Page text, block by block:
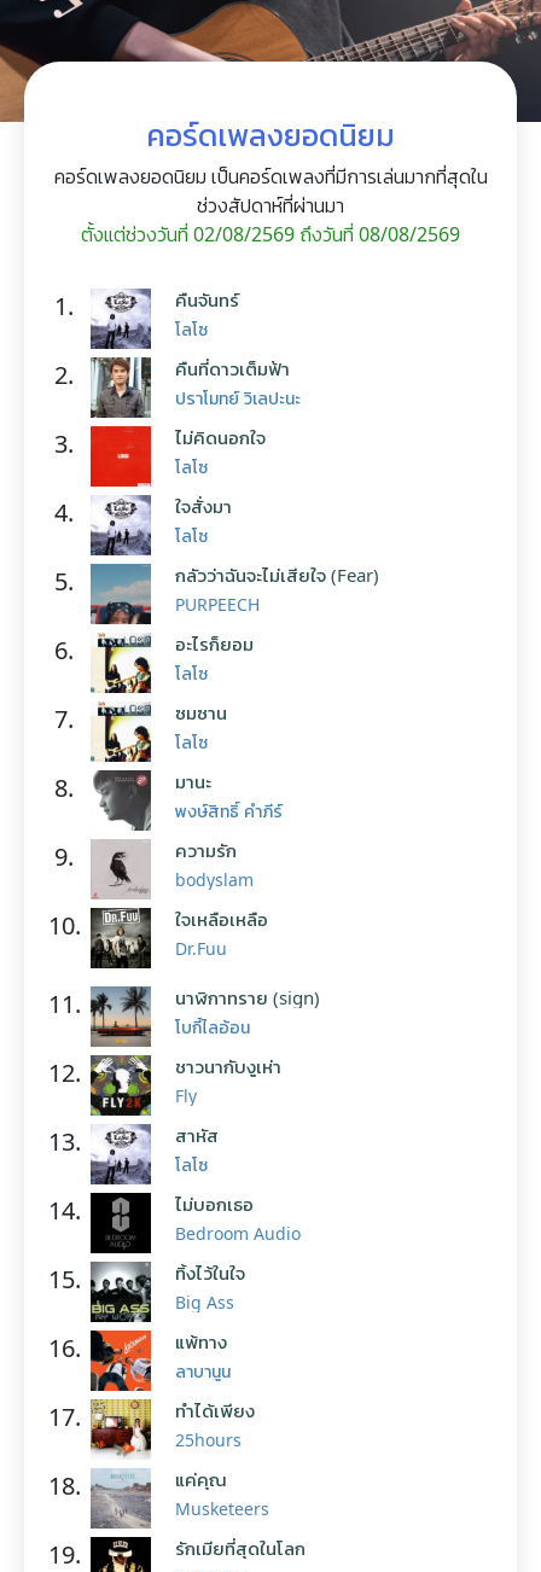
คอร์ดเพลงยอดนิยม
คอร์ดเพลงยอดนิยม เป็นคอร์ดเพลงที่มีการเล่นมากที่สุดใน
ช่วงสัปดาห์ที่ผ่านมา
ตั้งแต่ช่วงวันที่ 02/08/2569 ถึงวันที่ 08/08/2569
1. คืนจันทร์
โลโซ
2. คืนที่ดาวเต็มฟ้า
ปราโมทย์ วิเลปะนะ
3. ไม่คิดนอกใจ
โลโซ
4. ใจสั่งมา
โลโซ
5. กลัวว่าฉันจะไม่เสียใจ (Fear)
PURPEECH
6. อะไรก็ยอม
โลโซ
7. ซมซาน
โลโซ
8. มานะ
พงษ์สิทธิ์ คำภีร์
9. ความรัก
bodyslam
10. ใจเหลือเหลือ
Dr.Fuu
11. นาฬิกาทราย (sign)
โบกี้ไลอ้อน
12. ชาวนากับงูเห่า
Fly
13. สาหัส
โลโซ
14. ไม่บอกเธอ
Bedroom Audio
15. ทิ้งไว้ในใจ
Big Ass
16. แพ้ทาง
ลาบานูน
17. ทำได้เพียง
25hours
18. แค่คุณ
Musketeers
19. รักเมียที่สุดในโลก